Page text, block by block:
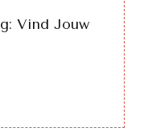
Vind Jouw